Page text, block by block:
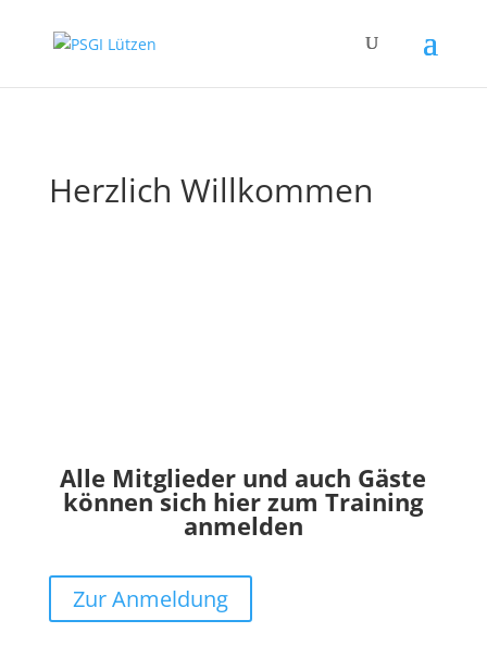
Herzlich Willkommen
Alle Mitglieder und auch Gäste
können sich hier zum Training
anmelden
Zur Anmeldung